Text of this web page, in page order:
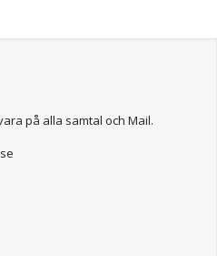
på alla samtal och Mail.